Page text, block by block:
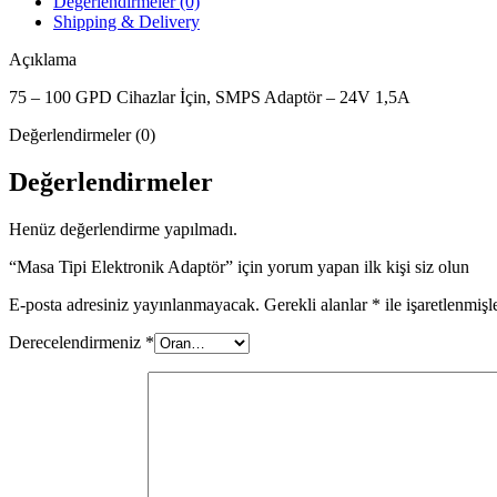
Shipping & Delivery
Açıklama
75 – 100 GPD Cihazlar İçin, SMPS Adaptör – 24V 1,5A
Değerlendirmeler (0)
Değerlendirmeler
Henüz değerlendirme yapılmadı.
“Masa Tipi Elektronik Adaptör” için yorum yapan ilk kişi siz olun
E-posta adresiniz yayınlanmayacak. Gerekli alanlar * ile
Derecelendirmeniz *